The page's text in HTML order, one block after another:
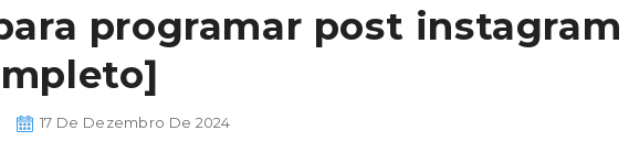
programar post instagram
17 De Dezembro De 2024